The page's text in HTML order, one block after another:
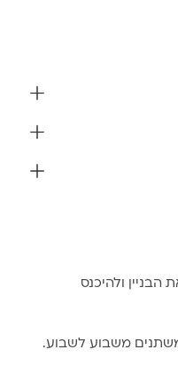
הבניין ולהיכנס
משבוע לשבוע.